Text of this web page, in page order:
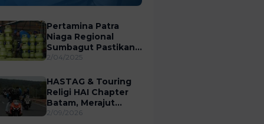
Pemko dan BP Batam
Pertamina Patra
Niaga Regional
Sumbagut Pastikan
Distribusi LPG 3 Kg
2/04/2025
HASTAG & Touring
Religi HAI Chapter
Batam, Merajut
Silaturahmi
2/09/2026